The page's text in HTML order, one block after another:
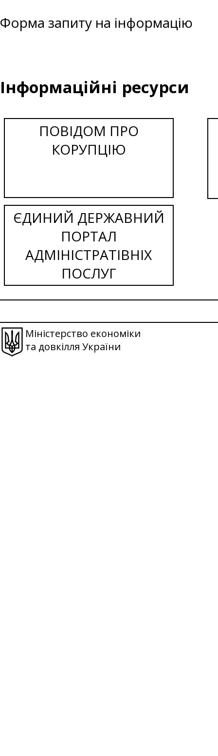
Форма запиту на інформацію
Інформаційні ресурси
ПОВІДОМ ПРО
КОРУПЦІЮ
ЄДИНИЙ ДЕРЖАВНИЙ
ПОРТАЛ
АДМІНІСТРАТІВНІХ
ПОСЛУГ
Міністерство економіки
та довкілля України